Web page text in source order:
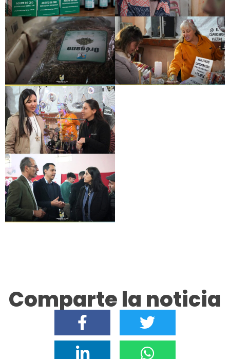
Comparte la noticia